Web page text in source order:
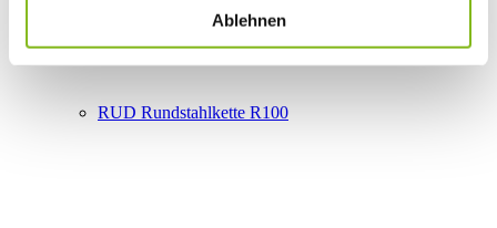
Ablehnen
RUD Rundstahlkette R100